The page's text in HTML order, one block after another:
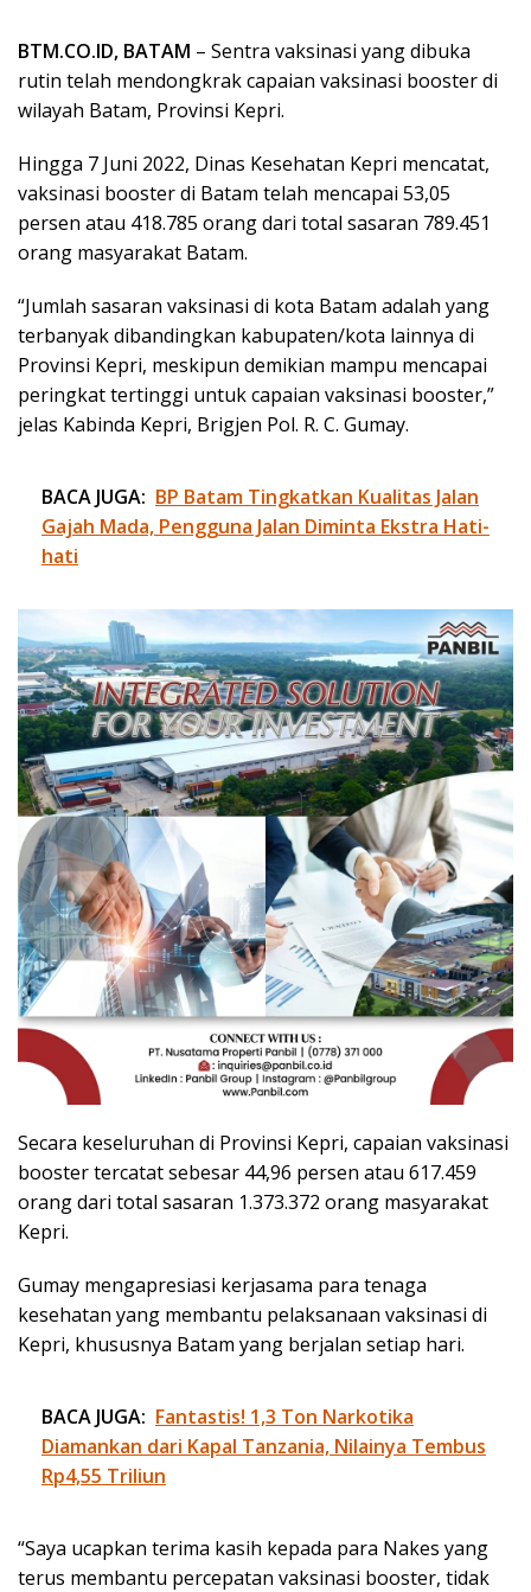
BTM.CO.ID, BATAM – Sentra vaksinasi yang dibuka
rutin telah mendongkrak capaian vaksinasi booster di
wilayah Batam, Provinsi Kepri.
Hingga 7 Juni 2022, Dinas Kesehatan Kepri mencatat,
vaksinasi booster di Batam telah mencapai 53,05
persen atau 418.785 orang dari total sasaran 789.451
orang masyarakat Batam.
“Jumlah sasaran vaksinasi di kota Batam adalah yang
terbanyak dibandingkan kabupaten/kota lainnya di
Provinsi Kepri, meskipun demikian mampu mencapai
peringkat tertinggi untuk capaian vaksinasi booster,”
jelas Kabinda Kepri, Brigjen Pol. R. C. Gumay.
BACA JUGA: BP Batam Tingkatkan Kualitas Jalan
Gajah Mada, Pengguna Jalan Diminta Ekstra Hati-
hati
Secara keseluruhan di Provinsi Kepri, capaian vaksinasi
booster tercatat sebesar 44,96 persen atau 617.459
orang dari total sasaran 1.373.372 orang masyarakat
Kepri.
Gumay mengapresiasi kerjasama para tenaga
kesehatan yang membantu pelaksanaan vaksinasi di
Kepri, khususnya Batam yang berjalan setiap hari.
BACA JUGA: Fantastis! 1,3 Ton Narkotika
Diamankan dari Kapal Tanzania, Nilainya Tembus
Rp4,55 Triliun
“Saya ucapkan terima kasih kepada para Nakes yang
terus membantu percepatan vaksinasi booster, tidak